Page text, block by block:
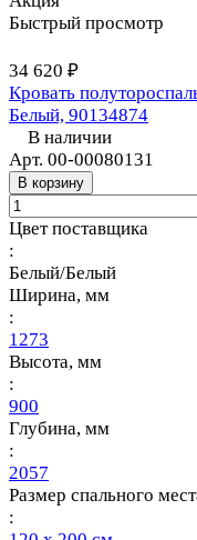
Быстрый просмотр
34 620 ₽
Кровать
Белый, 90134874
В наличии
Арт. 00-00080131
В корзину
Цвет поставщика
:
Белый/Белый
Ширина, мм
:
1273
Высота, мм
:
900
Глубина, мм
:
2057
Размер спального
: